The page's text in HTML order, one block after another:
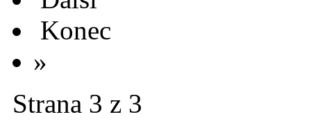
Konec
»
Strana 3 z 3